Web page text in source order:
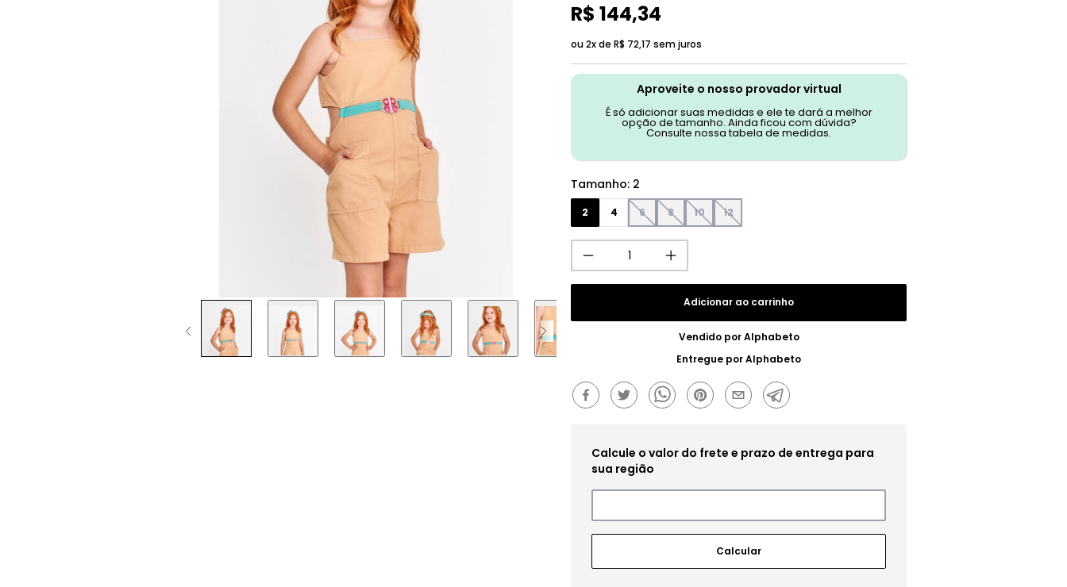
R$ 144,34
ou 2x de R$ 72,17 sem juros
Aproveite o nosso provador virtual
É só adicionar suas medidas e ele te dará a melhor
opção de tamanho. Ainda ficou com dúvida?
Consulte nossa tabela de medidas.
Tamanho: 2
2 4 6 8 10 12
Adicionar ao carrinho
Vendido porAlphabeto
Entregue porAlphabeto